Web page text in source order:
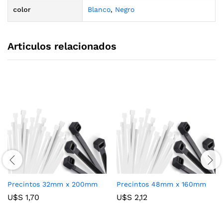
color Blanco, Negro
Articulos relacionados
Precintos 32mm x 200mm
U$S 1,70
Precintos 48mm x 160mm
U$S 2,12